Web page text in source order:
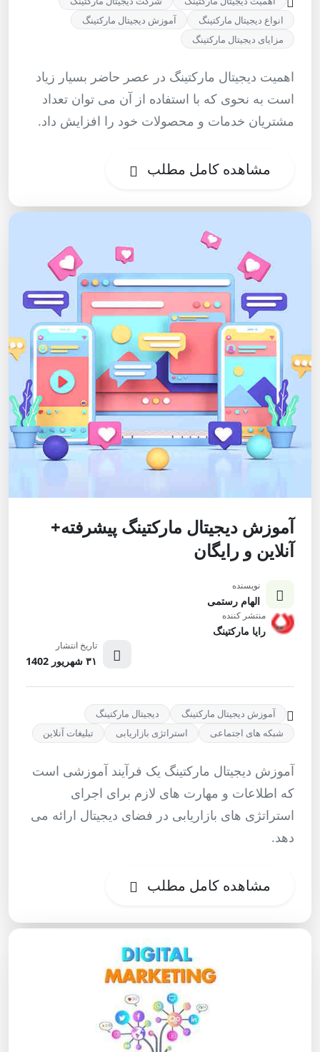
انواع دیجیتال مارکتینگ
آموزش دیجیتال مارکتینگ
مزایای دیجیتال مارکتینگ
اهمیت دیجیتال مارکتینگ در عصر حاضر بسیار زیاد
است به نحوی که با استفاده از آن می توان تعداد
مشتریان خدمات و محصولات خود را افزایش داد.
مشاهده کامل مطلب
آموزش دیجیتال مارکتینگ پیشرفته+
آنلاین و رایگان
نویسنده
الهام رستمی
منتشر کننده
رایا مارکتینگ
تاریخ انتشار
۳۱ شهریور 1402
آموزش دیجیتال مارکتینگ
دیجیتال مارکتینگ
شبکه ‌های اجتماعی
استراتژی بازاریابی تبلیغات آنلاین
آموزش دیجیتال مارکتینگ یک فرآیند آموزشی است
که اطلاعات و مهارت‌ های لازم برای اجرای
استراتژی ‌های بازاریابی در فضای دیجیتال ارائه می‌
دهد.
مشاهده کامل مطلب